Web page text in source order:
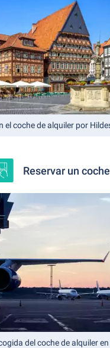
el coche de alquiler por
Reservar un
del coche de alquiler